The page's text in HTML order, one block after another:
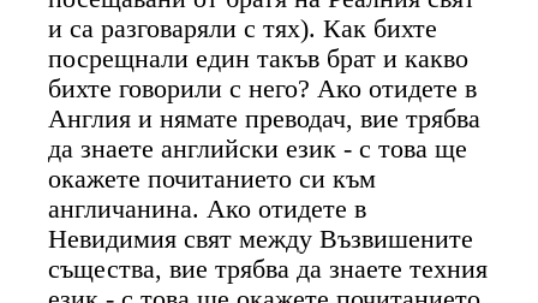
и са разговаряли с тях). Как бихте
посрещнали един такъв брат и какво
бихте говорили с него? Ако отидете в
Англия и нямате преводач, вие трябва
да знаете английски език - с това ще
окажете почитанието си към
англичанина. Ако отидете в
Невидимия свят между Възвишените
същества, вие трябва да знаете техния